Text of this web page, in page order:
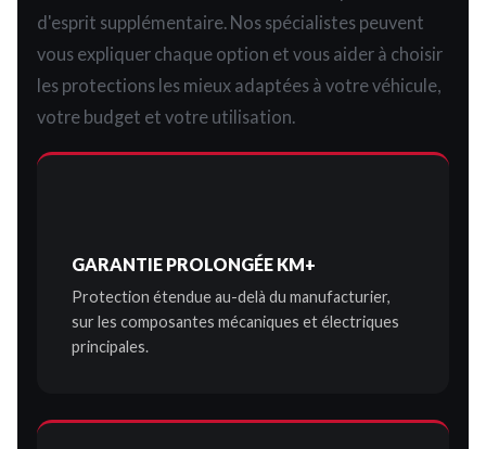
d'esprit supplémentaire. Nos spécialistes peuvent
vous expliquer chaque option et vous aider à choisir
les protections les mieux adaptées à votre véhicule,
votre budget et votre utilisation.
GARANTIE PROLONGÉE KM+
Protection étendue au-delà du manufacturier,
sur les composantes mécaniques et électriques
principales.